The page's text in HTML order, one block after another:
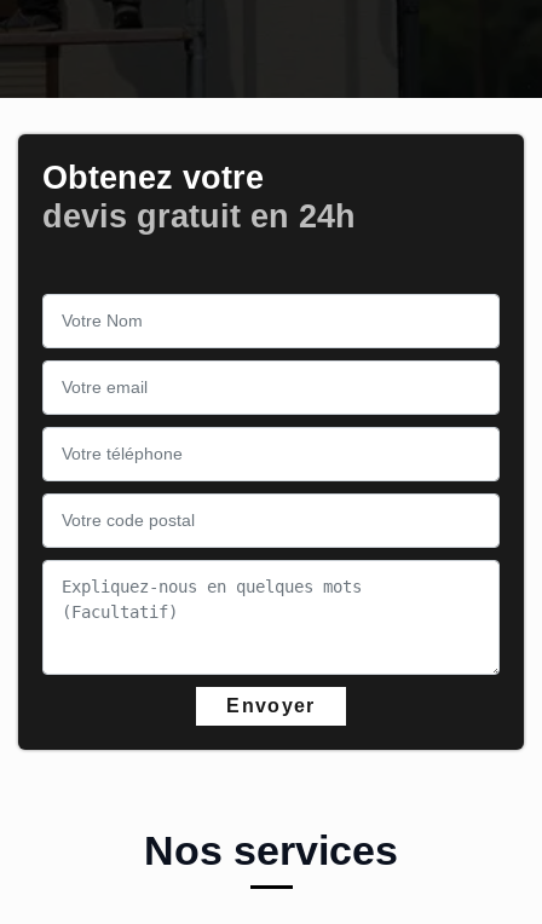
Obtenez votre
devis gratuit en 24h
Nos services